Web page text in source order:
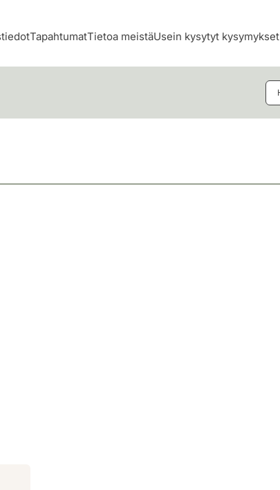
TapahtumatTietoa meistäUsein kysytyt kysymykset